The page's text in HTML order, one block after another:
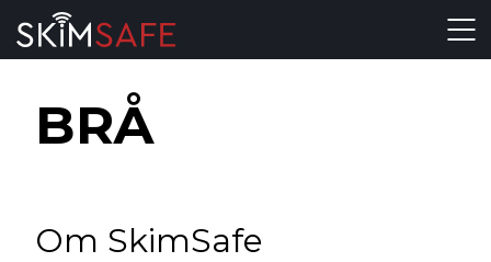
Skip to content
BRÅ
Om SkimSafe